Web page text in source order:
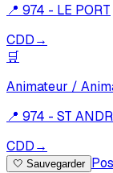
📍 974 - LE PORT
CDD→
🛒
Animateur /
📍 974 - ST
CDD→
🤍 Sauvegarder